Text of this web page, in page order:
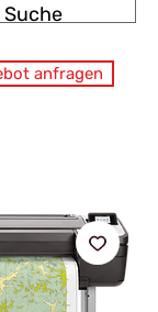
anfragen